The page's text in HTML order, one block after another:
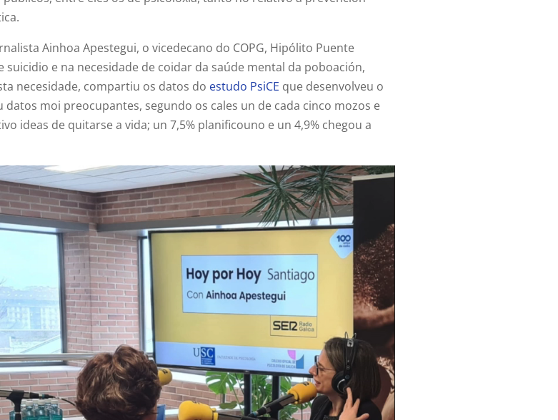
Ainhoa Apestegui, o vicedecano do COPG, Hipólito Puente
suicidio e na necesidade de coidar da saúde mental da poboación,
necesidade, compartiu os datos do estudo PsiCE que desenvolveu o
datos moi preocupantes, segundo os cales un de cada cinco mozos e
ideas de quitarse a vida; un 7,5% planificouno e un 4,9% chegou a